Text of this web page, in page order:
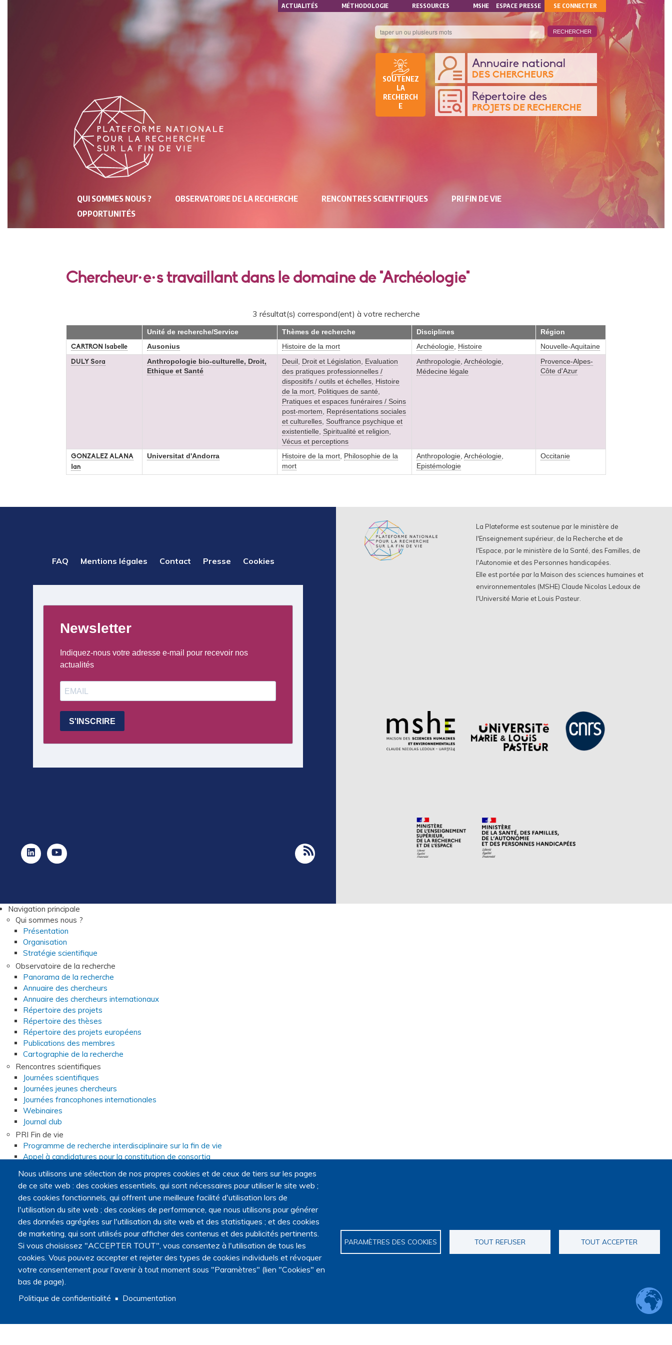
Aller
BANQUE
DE
DONNÉES
DE
RECHERCHE
Annuaire national
DES CHERCHEURS
Répertoire des
PROJETS DE RECHERCHE
SOUTENEZ
LA
RECHERCH
E
NAVIGATION
PRINCIPALE
QUI SOMMES NOUS ? OBSERVATOIRE DE LA RECHERCHE RENCONTRES SCIENTIFIQUES
PRI FIN DE VIE
OPPORTUNITÉS
NAVIGATION
SECONDAIRE
ACTUALITÉS MÉTHODOLOGIE RESSOURCES MSHE ESPACE PRESSE
MON
COMPTE
SE CONNECTER
Chercheur·e·s travaillant dans le domaine de "Archéologie"
3 résultat(s) correspond(ent) à votre recherche
Unité de recherche/Service Thèmes de recherche Disciplines Région
CARTRON Isabelle Ausonius Histoire de la mort Archéologie Histoire Nouvelle-Aquitaine
DULY Sora
Anthropologie bio-culturelle, Droit,
Ethique et Santé
Deuil Droit et Législation
Evaluation
des pratiques professionnelles /
dispositifs / outils et échelles Histoire
de la mort Politiques de santé
Pratiques et espaces funéraires / Soins
post-mortem
Représentations sociales
et culturelles Souffrance psychique et
existentielle
Spiritualité et religion
Vécus et perceptions
Anthropologie Archéologie
Médecine légale
Provence-Alpes-
Côte d'Azur
GONZALEZ ALANA
Ian
Universitat d'Andorra Histoire de la mort Philosophie de la
mort
Anthropologie Archéologie
Epistémologie
Occitanie
PAGE
FAQ Mentions légales Contact Presse Cookies
Nous utilisons une sélection de nos propres cookies et de ceux de tiers sur les pages
de ce site web : des cookies essentiels, qui sont nécessaires pour utiliser le site web ;
des cookies fonctionnels, qui offrent une meilleure facilité d'utilisation lors de
l'utilisation du site web ; des cookies de performance, que nous utilisons pour générer
des données agrégées sur l'utilisation du site web et des statistiques ; et des cookies
de marketing, qui sont utilisés pour afficher des contenus et des publicités pertinents.
Si vous choisissez "ACCEPTER TOUT", vous consentez à l'utilisation de tous les
cookies. Vous pouvez accepter et rejeter des types de cookies individuels et révoquer
votre consentement pour l'avenir à tout moment sous "Paramètres" (lien "Cookies" en
bas de page).
Politique de confidentialité Documentation
PARAMÈTRES DES COOKIES TOUT REFUSER TOUT ACCEPTER
La Plateforme est soutenue par le ministère de
l'Enseignement supérieur, de la Recherche et de
l'Espace, par le ministère de la Santé, des Familles, de
l'Autonomie et des Personnes handicapées.
Elle est portée par la Maison des sciences humaines et
environnementales (MSHE) Claude Nicolas Ledoux de
l'Université Marie et Louis Pasteur.
Navigation principale
Qui sommes nous ?
Présentation
Organisation
Stratégie scientifique
Observatoire de la recherche
Panorama de la recherche
Annuaire des chercheurs
Annuaire des chercheurs internationaux
Répertoire des projets
Répertoire des thèses
Répertoire des projets européens
Publications des membres
Cartographie de la recherche
Rencontres scientifiques
Journées scientifiques
Journées jeunes chercheurs
Journées francophones internationales
Webinaires
Journal club
PRI Fin de vie
Programme de recherche interdisciplinaire sur la fin de vie
Appel à candidatures pour la constitution de consortia
Webinaires du programme de recherche interdisciplinaire
Foire aux questions sur l'appel à candidatures
Opportunités
Appels à projets
Appels à communications
Appels à articles
Master recherche Fins de vie et médecine palliative
Annonces
Navigation secondaire
Actualités
Articles
Agenda